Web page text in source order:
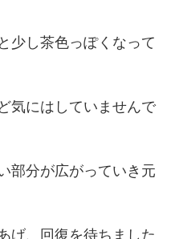
少し茶色っぽくなって
気にはしていませんで
部分が広がっていき元
げ、回復を待ちました